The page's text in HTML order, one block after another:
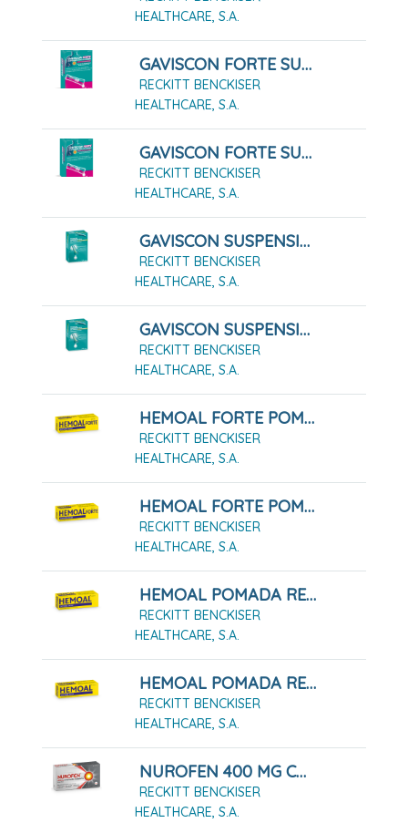
HEALTHCARE, S.A.
GAVISCON FORTE SUSPENSION ORAL EN SOBRES SABOR FRUTOS DEL BOSQUE 12 SOBRES
RECKITT BENCKISER
HEALTHCARE, S.A.
GAVISCON FORTE SUSPENSIÓN ORAL EN SOBRES SABOR FRUTOS DEL BOSQUE 24 SOBRES
RECKITT BENCKISER
HEALTHCARE, S.A.
GAVISCON SUSPENSIÓN ORAL EN SOBRES SABOR MENTA, 12 Sobres
RECKITT BENCKISER
HEALTHCARE, S.A.
GAVISCON SUSPENSIÓN ORAL EN SOBRES SABOR MENTA, 24 Sobres
RECKITT BENCKISER
HEALTHCARE, S.A.
HEMOAL FORTE POMADA RECTAL 30 G
RECKITT BENCKISER
HEALTHCARE, S.A.
HEMOAL FORTE POMADA RECTAL 50 G
RECKITT BENCKISER
HEALTHCARE, S.A.
HEMOAL POMADA RECTAL 30G
RECKITT BENCKISER
HEALTHCARE, S.A.
HEMOAL POMADA RECTAL 50G
RECKITT BENCKISER
HEALTHCARE, S.A.
NUROFEN 400 MG COMPRIMIDOS RECUBIERTOS, 12 COMPRIMIDOS
RECKITT BENCKISER
HEALTHCARE, S.A.